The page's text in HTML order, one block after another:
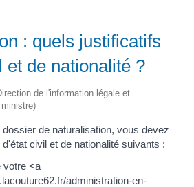
: quels justificatifs
et de nationalité ?
de l'information légale et
de naturalisation, vous devez
civil et de nationalité suivants :
votre <a
administration-en-